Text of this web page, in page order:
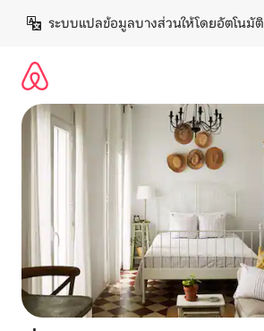
เนื้อหา
ระบบแปลข้อมูลบางส่วนให้โดยอัตโนมัติ